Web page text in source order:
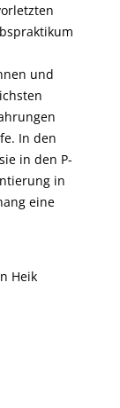
und
In den
in den P-
in
eine
Heik